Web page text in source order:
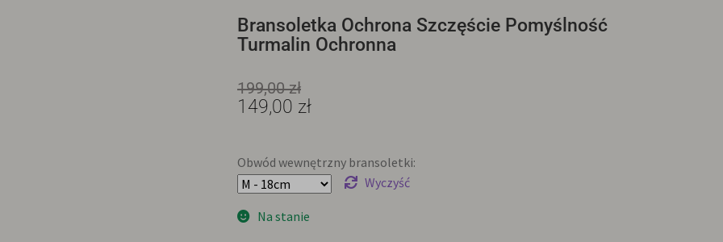
Bransoletka Ochrona Szczęście Pomyślność
Turmalin Ochronna
199,00zł
149,00 zł
Obwód wewnętrzny bransoletki:
Wyczyść
Na stanie